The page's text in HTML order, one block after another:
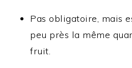
Pas obligatoire, mais
peu près la même
fruit.